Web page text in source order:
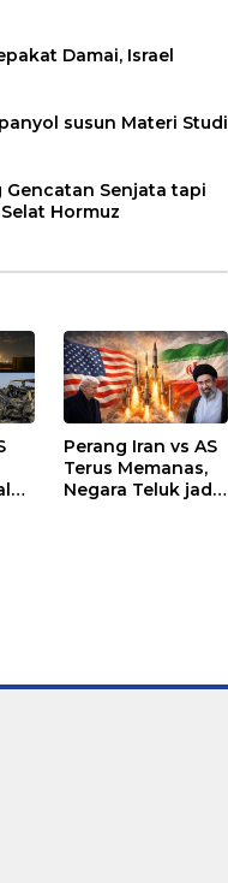
Damai, Israel
susun Materi Studi
Gencatan Senjata tapi
Hormuz
Perang Iran vs AS
Terus Memanas,
Negara Teluk jadi